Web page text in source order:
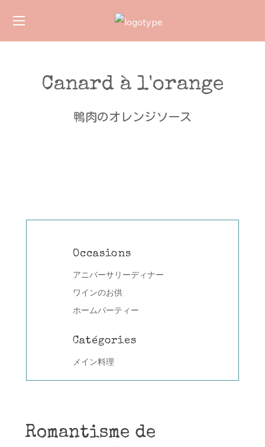
Canard à l'orange
鴨肉のオレンジソース
Occasions
アニバーサリーディナー
ワインのお供
ホームパーティー
Catégories
メイン料理
Romantisme de